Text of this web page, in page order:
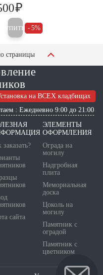
₽
Купить 5%
страницы
на ВСЕХ кладбищах
: Ежедневно 9:00 до 21:00
заказать?
сайта
ЭЛЕМЕНТЫ
ОФОРМЛЕНИЯ
Ограда на
могилу
Надгробная
плита
Мемориальная
доска
Цоколь на
могилу
Памятник с
оградой
Памятник с
цветником